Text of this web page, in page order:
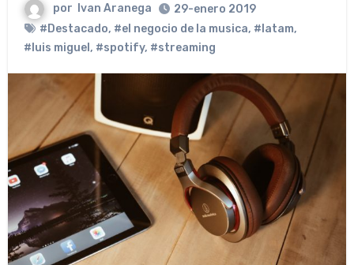
por Ivan Aranega
29-enero 2019
#Destacado, #el negocio de la musica, #latam,
#luis miguel , #spotify, #streaming